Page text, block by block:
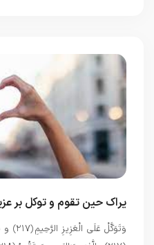
یراک حین تقوم و توکل بر
وَتَوَكَّلْ